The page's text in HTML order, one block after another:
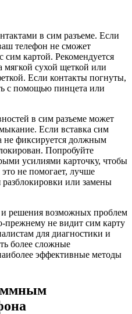
в сим разъеме. Если
телефон не сможет
сим картой. Рекомендуется
мягкой сухой щеткой или
Если контакты погнуты,
с помощью пинцета или
в сим разъеме может
Если вставка сим
не фиксируется должным
Попробуйте
усилиями карточку, чтобы
это не помогает, лучше
разблокировки или замены
и решения возможных проблем
прежнему не видит сим карту
для диагностики и
более сложные
эффективные методы